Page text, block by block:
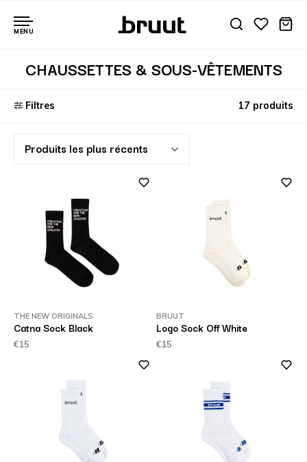
MENU
CHAUSSETTES & SOUS-VÊTEMENTS
Filtres 17 produits
Produits les plus récents
THE NEW ORIGINALS
Catna Sock Black
€15
BRUUT
Logo Sock Off White
€15